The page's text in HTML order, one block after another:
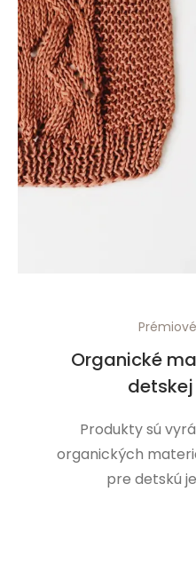
Organické
Produkty sú
organických
pre detskú